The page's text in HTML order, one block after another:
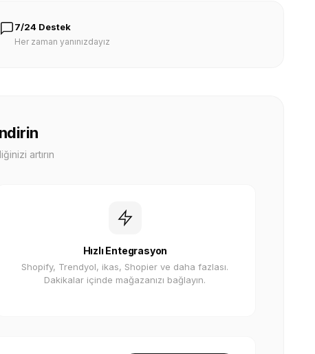
7/24 Destek
Her zaman yanınızdayız
artırın
Hızlı Entegrasyon
Shopify, Trendyol, ikas, Shopier ve daha fazlası.
Dakikalar içinde mağazanızı bağlayın.